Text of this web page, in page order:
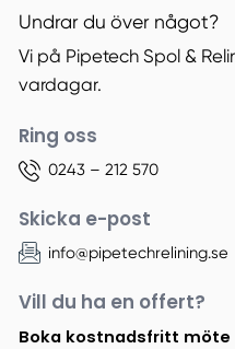
Undrar du över något?
Vi på Pipetech Spol &
vardagar.
Ring oss
0243 – 212 570
Skicka e-post
info@pipetechrelining.se
Vill du ha en offert?
Boka kostnadsfritt möte